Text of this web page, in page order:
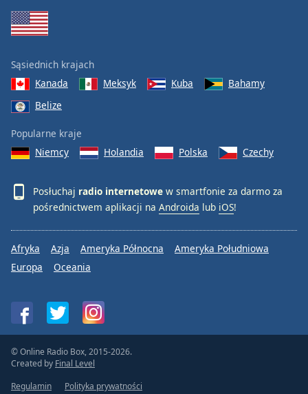
Sąsiednich krajach
Kanada
Meksyk Kuba
Bahamy
Belize
Popularne kraje
Niemcy
Holandia Polska Czechy
Posłuchaj radio internetowe w smartfonie za darmo za
pośrednictwem aplikacji na Androida lub iOS!
Afryka Azja Ameryka Północna
Ameryka Południowa
Europa
Oceania
© Online Radio Box, 2015-2026.
Created by Final Level
Regulamin
Polityka prywatności